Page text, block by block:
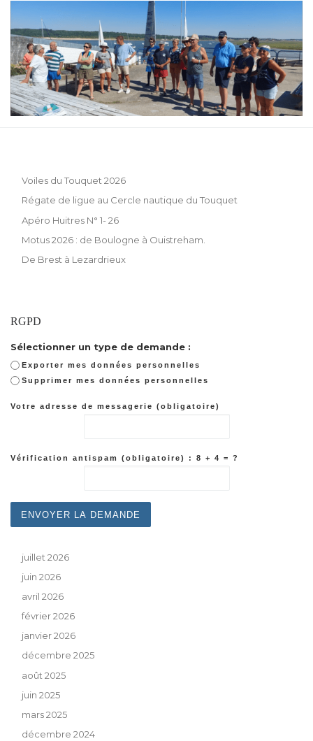
Voiles du Touquet 2026
Régate de ligue au Cercle nautique du Touquet
Apéro Huitres N° 1- 26
Motus 2026 : de Boulogne à Ouistreham.
De Brest à Lezardrieux
RGPD
Sélectionner un type de demande :
Exporter mes données personnelles
Supprimer mes données personnelles
Votre adresse de messagerie (obligatoire)
Vérification antispam (obligatoire) : 8 + 4 = ?
juillet 2026
juin 2026
avril 2026
février 2026
janvier 2026
décembre 2025
août 2025
juin 2025
mars 2025
décembre 2024